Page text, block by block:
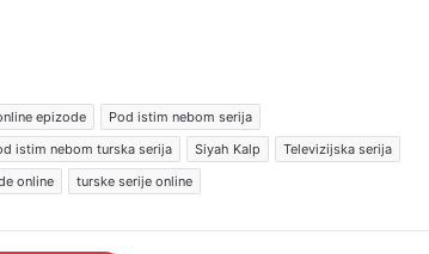
epizode
Pod istim nebom serija
istim nebom turska serija Siyah Kalp
Televizijska serija
online turske serije online